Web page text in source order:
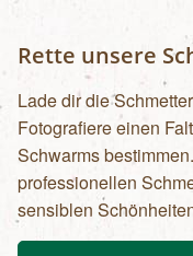
bringt uns die
Rette unsere
Lade dir die
Fotografiere einen
Schwarms
professionellen
sensiblen